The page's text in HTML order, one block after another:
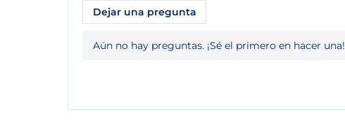
Dejar una pregunta
Aún no hay preguntas. ¡Sé el primero en hacer una!